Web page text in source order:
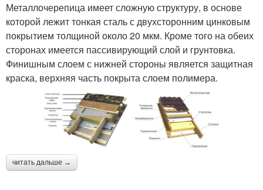
Металлочерепица имеет сложную структуру, в основе
которой лежит тонкая сталь с двухсторонним цинковым
покрытием толщиной около 20 мкм. Кроме того на обеих
сторонах имеется пассивирующий слой и грунтовка.
Финишным слоем с нижней стороны является защитная
краска, верхняя часть покрыта слоем полимера.
читать дальше →